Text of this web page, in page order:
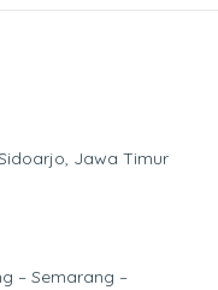
Jawa Timur
– Semarang –